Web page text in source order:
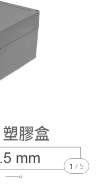
1 /5